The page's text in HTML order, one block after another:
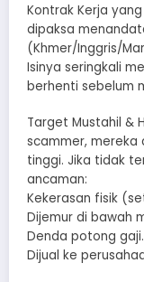
​Kontrak Kerja
dipaksa
(Khmer/Inggris/
Isinya seringkali
berhenti sebelum
​Target Mustahil &
scammer,
tinggi. Jika tidak
ancaman:
​Kekerasan fisik
​Dijemur di bawah
​Denda potong gaji.
​Dijual ke